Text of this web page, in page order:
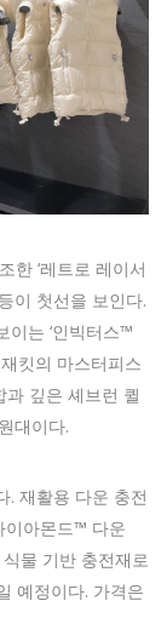
한 ‘레트로 레이서
이 첫선을 보인다.
이는 ‘인빅터스™
킷의 마스터피스
깊은 셰브런 퀼
대이다.
. 재활용 다운 충전
이아몬드™ 다운
물 기반 충전재로
예정이다. 가격은